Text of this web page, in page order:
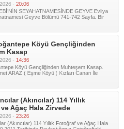
- 20:06
SEYAHATNAMESİNDE GEYVE Evliya
Geyve Bölümü 741-742 Sayfa. Bir
Köyü Gençliğinden
Kasap
- 14:36
Köyü Gençliğinden Muhteşem Kasap.
ARAZ ( Eşme Köyü ) Kızları Canan İle
(Akıncılar) 114 Yıllık
Ağaç Hala Zirvede
- 23:26
(Akıncılar) 114 Yıllık Fotoğraf ve Ağaç Hala